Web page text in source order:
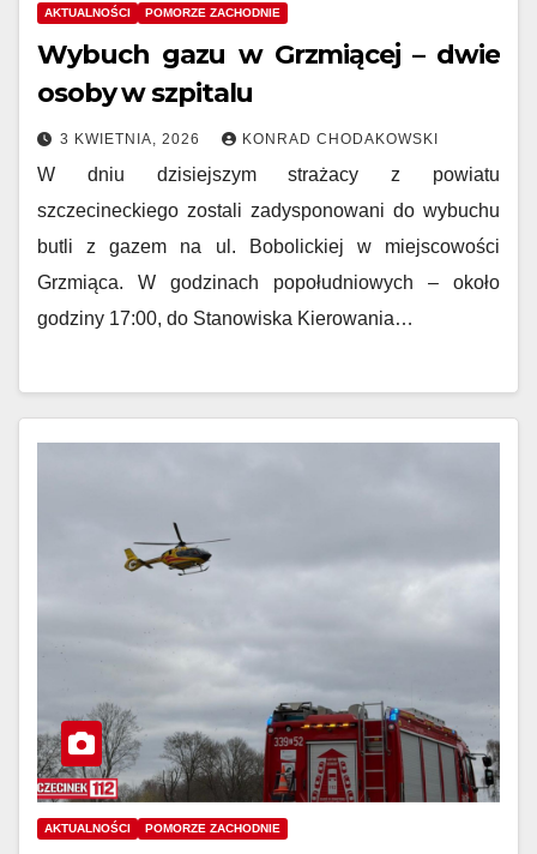
AKTUALNOŚCI POMORZE ZACHODNIE
Wybuch gazu w Grzmiącej – dwie
osoby w szpitalu
3 KWIETNIA, 2026 KONRAD CHODAKOWSKI
W dniu dzisiejszym strażacy z powiatu
szczecineckiego zostali zadysponowani do wybuchu
butli z gazem na ul. Bobolickiej w miejscowości
Grzmiąca. W godzinach popołudniowych – około
godziny 17:00, do Stanowiska Kierowania…
AKTUALNOŚCI POMORZE ZACHODNIE